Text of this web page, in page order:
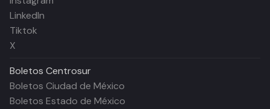
LinkedIn
Tiktok
X
Boletos Centrosur
Boletos Ciudad de México
Boletos Estado de México